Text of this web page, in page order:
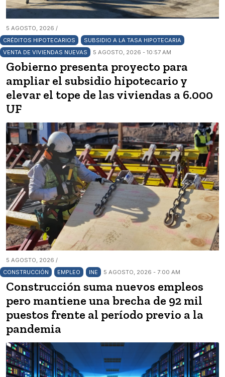
5 AGOSTO, 2026 /
CRÉDITOS HIPOTECARIOS
SUBSIDIO A LA TASA HIPOTECARIA
VENTA DE VIVIENDAS NUEVAS
5 AGOSTO, 2026 - 10:57 AM
Gobierno presenta proyecto para
ampliar el subsidio hipotecario y
elevar el tope de las viviendas a 6.000
UF
5 AGOSTO, 2026 /
CONSTRUCCIÓN
EMPLEO INE 5 AGOSTO, 2026 - 7:00 AM
Construcción suma nuevos empleos
pero mantiene una brecha de 92 mil
puestos frente al período previo a la
pandemia